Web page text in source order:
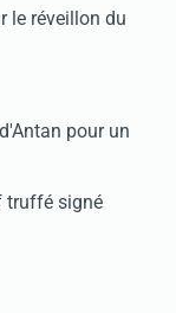
le réveillon du
pour un
truffé signé